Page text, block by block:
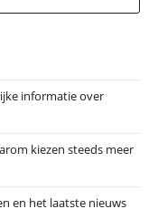
op
informatie over
kiezen steeds meer
en het laatste nieuws